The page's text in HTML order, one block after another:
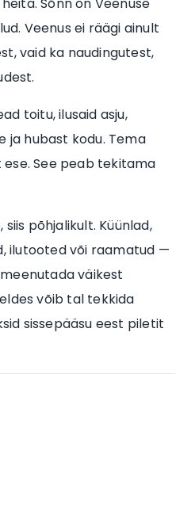
Veenus ei räägi ainult
vaid ka naudingutest,
toitu, ilusaid asju,
ja hubast kodu. Tema
See peab tekitama
siis põhjalikult. Küünlad,
ilutooted või raamatud —
väikest
võib tal tekkida
sissepääsu eest piletit